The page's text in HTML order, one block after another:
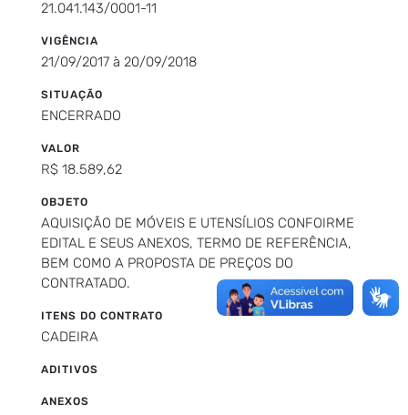
21.041.143/0001-11
VIGÊNCIA
21/09/2017 à 20/09/2018
SITUAÇÃO
ENCERRADO
VALOR
R$ 18.589,62
OBJETO
AQUISIÇÃO DE MÓVEIS E UTENSÍLIOS CONFOIRME
EDITAL E SEUS ANEXOS, TERMO DE REFERÊNCIA,
BEM COMO A PROPOSTA DE PREÇOS DO
CONTRATADO.
ITENS DO CONTRATO
CADEIRA
ADITIVOS
ANEXOS